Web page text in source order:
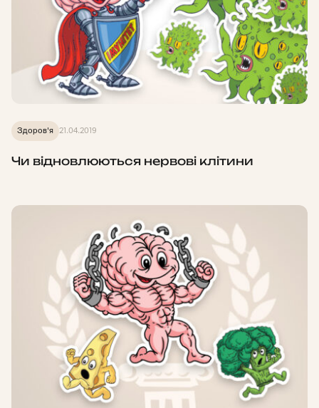
Здоров'я 21.04.2019
Чи відновлюються нервові клітини